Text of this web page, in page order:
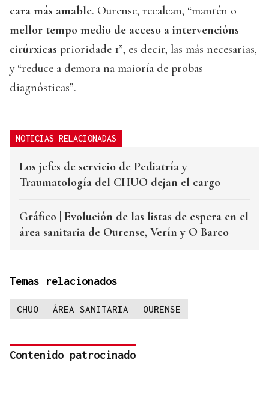
cara más amable. Ourense, recalcan, “mantén o
mellor tempo medio de acceso a intervencións
cirúrxicas prioridade 1”, es decir, las más necesarias,
y “reduce a demora na maioría de probas
diagnósticas”.
NOTICIAS RELACIONADAS
Los jefes de servicio de Pediatría y
Traumatología del CHUO dejan el cargo
Gráfico | Evolución de las listas de espera en el
área sanitaria de Ourense, Verín y O Barco
Temas relacionados
CHUO ÁREA SANITARIA OURENSE
Contenido patrocinado